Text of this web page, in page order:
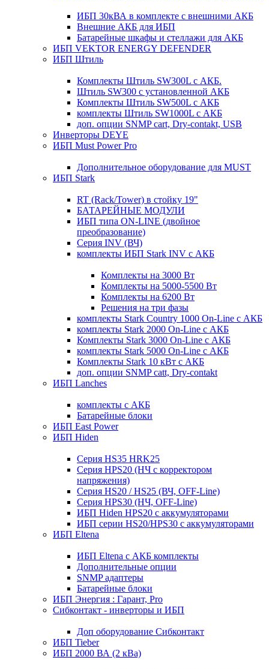
ИБП 30кВА в комплекте с внешними АКБ
Внешние АКБ для ИБП
Батарейные шкафы и стеллажи для АКБ
ИБП VEKTOR ENERGY DEFENDER
ИБП Штиль
Комплекты Штиль SW300L с АКБ.
Штиль SW300 с установленной АКБ
Комплекты Штиль SW500L с АКБ
комплекты Штиль SW1000L с АКБ
доп. опции SNMP cart, Dry-contakt, USB
Инверторы DEYE
ИБП Must Power Pro
Дополнительное оборудование для MUST
ИБП Stark
RT (Rack/Tower) в стойку 19"
БАТАРЕЙНЫЕ МОДУЛИ
ИБП типа ON-LINE (двойное
преобразование)
Серия INV (ВЧ)
комплекты ИБП Stark INV с АКБ
Комплекты на 3000 Вт
Комплекты на 5000-5500 Вт
Комплекты на 6200 Вт
Решения на три фазы
комплекты Stark Country 1000 On-Line с АКБ
комплекты Stark 2000 On-Line с АКБ
Комплекты Stark 3000 On-Line с АКБ
комплекты Stark 5000 On-Line с АКБ
Комплекты Stark 10 кВт с АКБ
доп. опции SNMP catt, Dry-contakt
ИБП Lanches
комплекты с АКБ
Батарейные блоки
ИБП East Power
ИБП Hiden
Серия HS35 HRK25
Серия HPS20 (НЧ с корректором
напряжения)
Серия HS20 / HS25 (ВЧ, OFF-Line)
Серия HPS30 (НЧ, OFF-Line)
ИБП Hiden HPS20 с аккумуляторами
ИБП серии HS20/HPS30 с аккумуляторами
ИБП Eltena
ИБП Eltena с АКБ комплекты
Дополнительные опции
SNMP адаптеры
Батарейные блоки
ИБП Энергия : Гарант, Pro
Сибконтакт - инверторы и ИБП
Доп оборудование Сибконтакт
ИБП Tieber
ИБП 2000 ВА (2 кВа)